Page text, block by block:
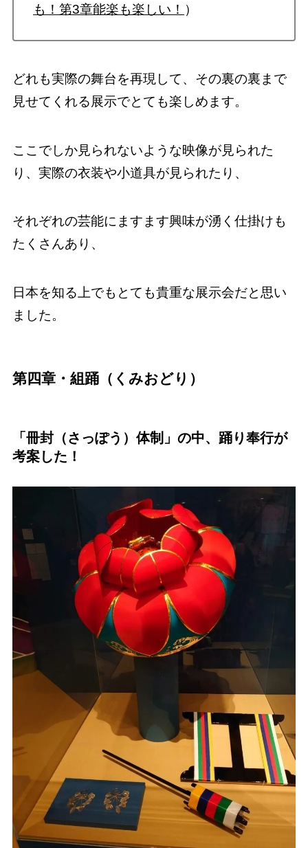
も！第3章能楽も楽しい！ ）
どれも実際の舞台を再現して、その裏の裏まで
見せてくれる展示でとても楽しめます。
ここでしか見られないような映像が見られた
り、実際の衣装や小道具が見られたり、
それぞれの芸能にますます興味が湧く仕掛けも
たくさんあり、
日本を知る上でもとても貴重な展示会だと思い
ました。
第四章・組踊（くみおどり）
「冊封（さっぽう）体制」の中、踊り奉行が
考案した！